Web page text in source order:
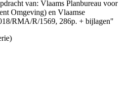
van: Vlaams Planbureau voor
Omgeving) en Vlaamse
RMA/R/1569, 286p. + bijlagen"